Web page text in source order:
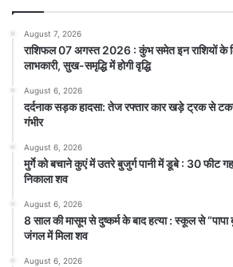
August 7, 2026
राशिफल 07 अगस्त 2026 : कुंभ समेत इन राशियों के
लाभकारी, सुख-समृद्धि में होगी वृद्धि
August 6, 2026
दर्दनाक सड़क हादसा: तेज रफ्तार कार खड़े ट्रक से
गंभीर
August 6, 2026
मुर्गे को बचाने कुएं में उतरे बुजुर्ग पानी में डूबे : 30 फीट
निकाला शव
August 6, 2026
8 साल की मासूम से दुष्कर्म के बाद हत्या : स्कूल से “पापा
जंगल में मिला शव
August 6, 2026